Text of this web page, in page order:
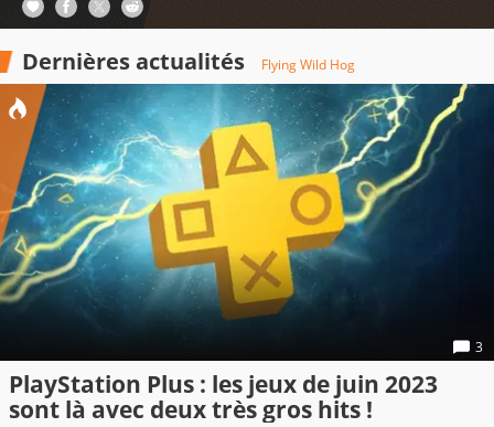
Dernières actualités Flying Wild Hog
3
PlayStation Plus : les jeux de juin 2023
sont là avec deux très gros hits !